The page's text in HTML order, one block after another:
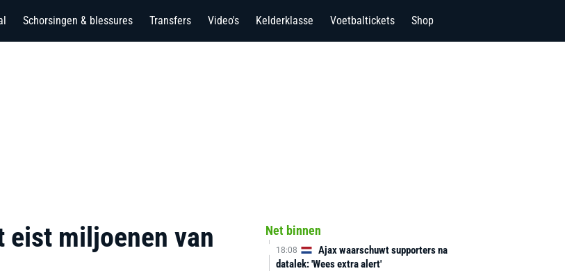
Schorsingen & blessures Transfers Video's Kelderklasse Voetbaltickets Shop
eist miljoenen van
Net binnen
18:08
Ajax waarschuwt supporters na
datalek: 'Wees extra alert'